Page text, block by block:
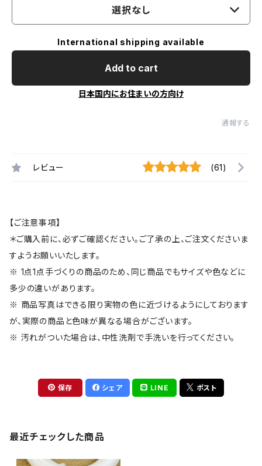
選択なし
International shipping available
Add to cart
日本国内にお住まいの方向け
通報する
レビュー (61)
【ご注意事項】
＊ご購入前に、必ずご確認ください。ご了承の上、ご注文くださいま
すようお願いいたします。
※ 1点1点手づくりの商品のため、同じ商品でもサイズや色などに
多少の違いがあります。
※ 商品写真はできる限り実物の色に近づけるようにしております
が、実際の商品と色味が異なる場合がございます。
※ 汚れがついた場合は、中性洗剤で手洗いを行ってください。
保存 シェア LINE ポスト
最近チェックした商品